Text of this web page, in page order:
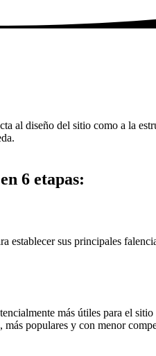
al diseño del sitio como a la
6 etapas:
sus principales
más útiles para el
más populares y con menor